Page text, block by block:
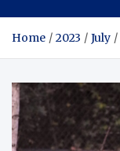
Home 2023 July